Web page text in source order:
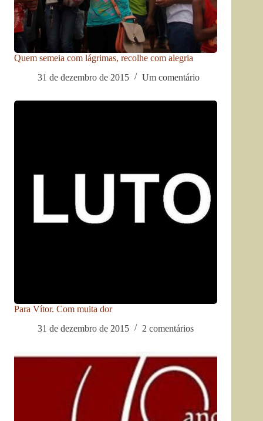
Quem semeia com lágrimas, recolhe com alegria
31 de dezembro de 2015
Um comentário
Para Vítor. Com muita dor
31 de dezembro de 2015
2 comentários